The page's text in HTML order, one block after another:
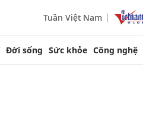
Tuần Việt Nam
Đời sống Sức khỏe Công nghệ